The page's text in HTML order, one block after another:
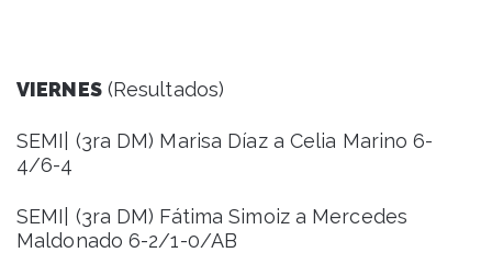
VIERNES(Resultados)
SEMI| (3ra DM) Marisa Díaz a Celia Marino 6-
4/6-4
SEMI| (3ra DM) Fátima Simoiz a Mercedes
Maldonado 6-2/1-0/AB